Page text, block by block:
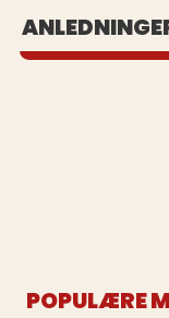
Se vores populære buffeter
POPULÆRE